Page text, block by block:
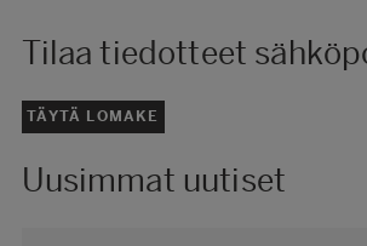
Tilaa tiedotteet
TÄYTÄ LOMAKE
Uusimmat uutiset